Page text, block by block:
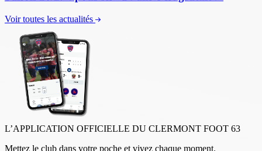
Voir toutes les actualités
L’APPLICATION OFFICIELLE DU CLERMONT FOOT 63
Mettez le club dans votre poche et vivez chaque moment.